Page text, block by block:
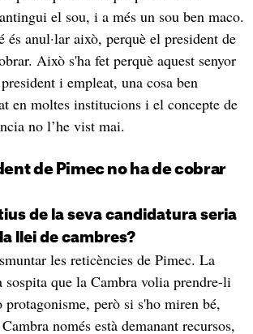
el sou, i a més un sou ben maco.
anul·lar això, perquè el president de
Això s'ha fet perquè aquest senyor
i empleat, una cosa ben
en moltes institucions i el concepte de
no l’he vist mai.
de Pimec no ha de cobrar
de la seva candidatura seria
llei de cambres?
les reticències de Pimec. La
sospita que la Cambra volia prendre-li
protagonisme, però si s'ho miren bé,
només està demanant recursos,